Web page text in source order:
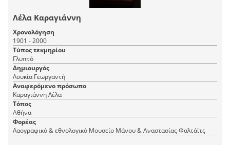
Λέλα Καραγιάννη
Χρονολόγηση
1901 - 2000
Τύπος τεκμηρίου
Γλυπτό
Δημιουργός
Λουκία Γεωργαντή
Αναφερόμενο πρόσωπο
Καραγιάννη Λέλα
Τόπος
Αθήνα
Φορέας
Λαογραφικό & εθνολογικό Μουσείο Μάνου & Αναστασίας Φαλτάϊτς